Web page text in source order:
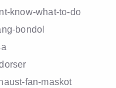
know-what-to-do
bondol
fan-maskot